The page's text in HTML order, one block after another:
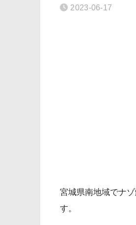
2023-06-17
宮城県南地域でナ
す。